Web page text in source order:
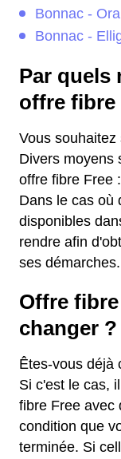
Bonnac -
Bonnac -
Par quels
offre fibre
Vous
Divers moyens
offre fibre Free :
Dans le cas où
disponibles
rendre afin
ses démarches.
Offre
changer ?
Êtes-vous déjà
Si c'est le cas,
fibre Free avec
condition que
terminée. Si